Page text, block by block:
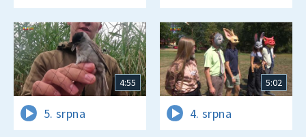
4:55
5. srpna
5:02
4. srpna